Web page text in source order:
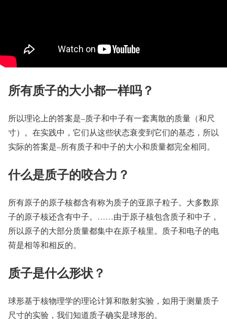
所有质子的大小都一样吗？
所以理论上的答案是–质子和中子有一套离散的质量（和尺
寸）。在实践中，它们从这些状态衰变到它们的基态，所以
实际的答案是–所有质子和中子的大小和质量都完全相同。
什么是质子的咬合力？
所有原子的原子核都含有称为质子的亚原子粒子。大多数原
子的原子核还含有中子。……由于原子核包含质子和中子，
所以原子的大部分质量都集中在原子核里。质子和电子的电
荷是相等和相反的。
质子是什么形状？
球形基于核物理学的理论计算和散射实验，如用于测量质子
尺寸的实验，我们知道质子确实是球形的。